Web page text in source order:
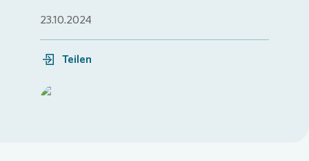
Meine Stadt
23.10.2024
Teilen